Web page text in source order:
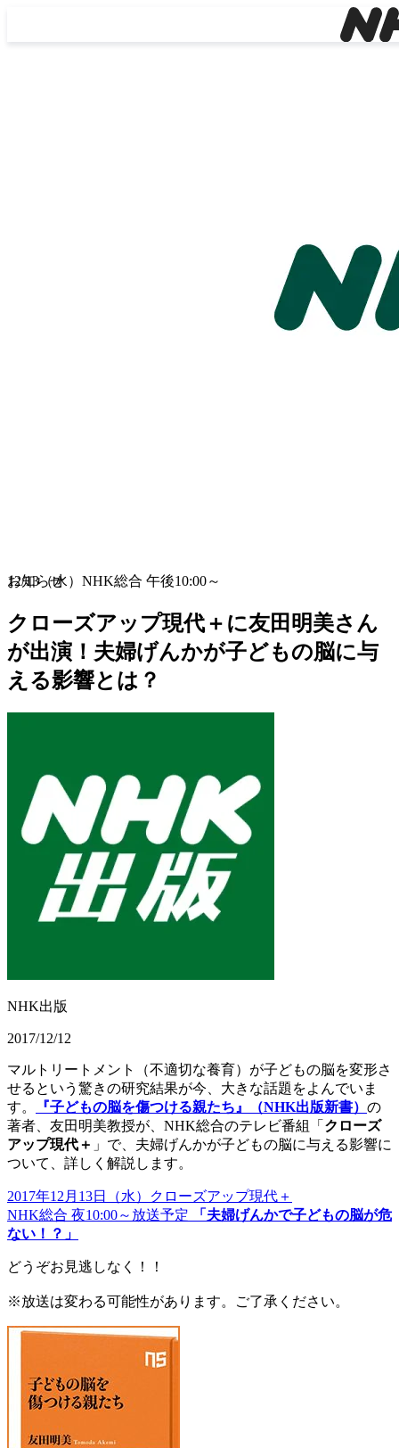
お知らせ
12/13（水）NHK総合 午後10:00～
クローズアップ現代＋に友田明美さん
が出演！夫婦げんかが子どもの脳に与
える影響とは？
NHK出版
2017/12/12
マルトリートメント（不適切な養育）が子どもの脳を変形さ
せるという驚きの研究結果が今、大きな話題をよんでいま
す。
『子どもの脳を傷つける親たち』（NHK出版新書） の
著者、友田明美教授が、NHK総合のテレビ番組「 クローズ
アップ現代＋ 」で、夫婦げんかが子どもの脳に与える影響に
ついて、詳しく解説します。
2017年12月13日（水）クローズアップ現代＋
NHK総合 夜10:00～放送予定
「夫婦げんかで子どもの脳が危
ない！？」
どうぞお見逃しなく！！
※放送は変わる可能性があります。ご了承ください。